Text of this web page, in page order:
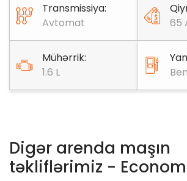
Transmissiya:
Avtomat
65
Mühərrik:
1.6 L
Digər arenda maşın
təkliflərimiz -